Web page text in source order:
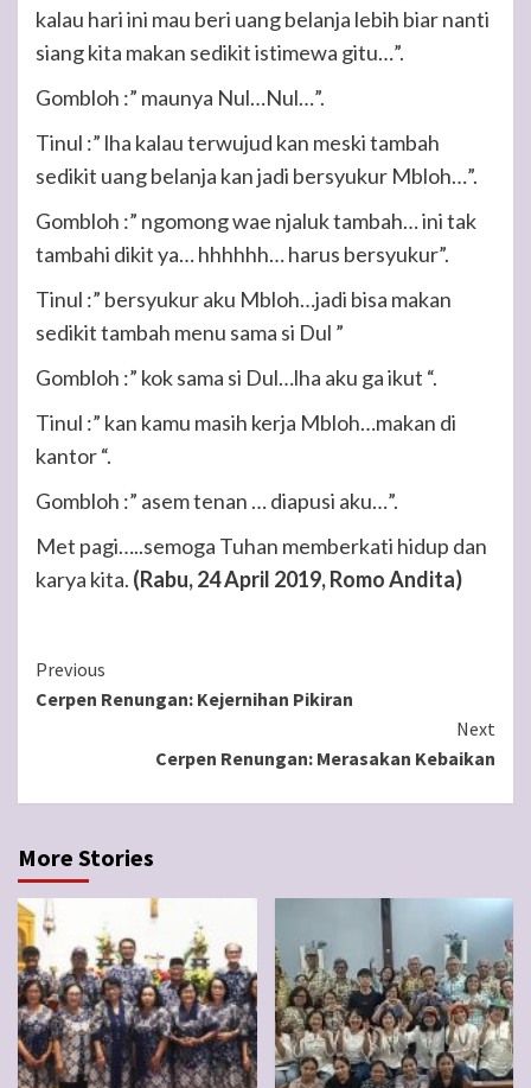
kalau hari ini mau beri uang belanja lebih biar nanti
siang kita makan sedikit istimewa gitu…”.
Gombloh :” maunya Nul…Nul…”.
Tinul :” lha kalau terwujud kan meski tambah
sedikit uang belanja kan jadi bersyukur Mbloh…”.
Gombloh :” ngomong wae njaluk tambah… ini tak
tambahi dikit ya… hhhhhh… harus bersyukur”.
Tinul :” bersyukur aku Mbloh…jadi bisa makan
sedikit tambah menu sama si Dul ”
Gombloh :” kok sama si Dul…lha aku ga ikut “.
Tinul :” kan kamu masih kerja Mbloh…makan di
kantor “.
Gombloh :” asem tenan … diapusi aku…”.
Met pagi…..semoga Tuhan memberkati hidup dan
karya kita. (Rabu, 24 April 2019, Romo Andita)
Continue
Reading
Previous
Cerpen Renungan: Kejernihan Pikiran
Next
Cerpen Renungan: Merasakan Kebaikan
More Stories